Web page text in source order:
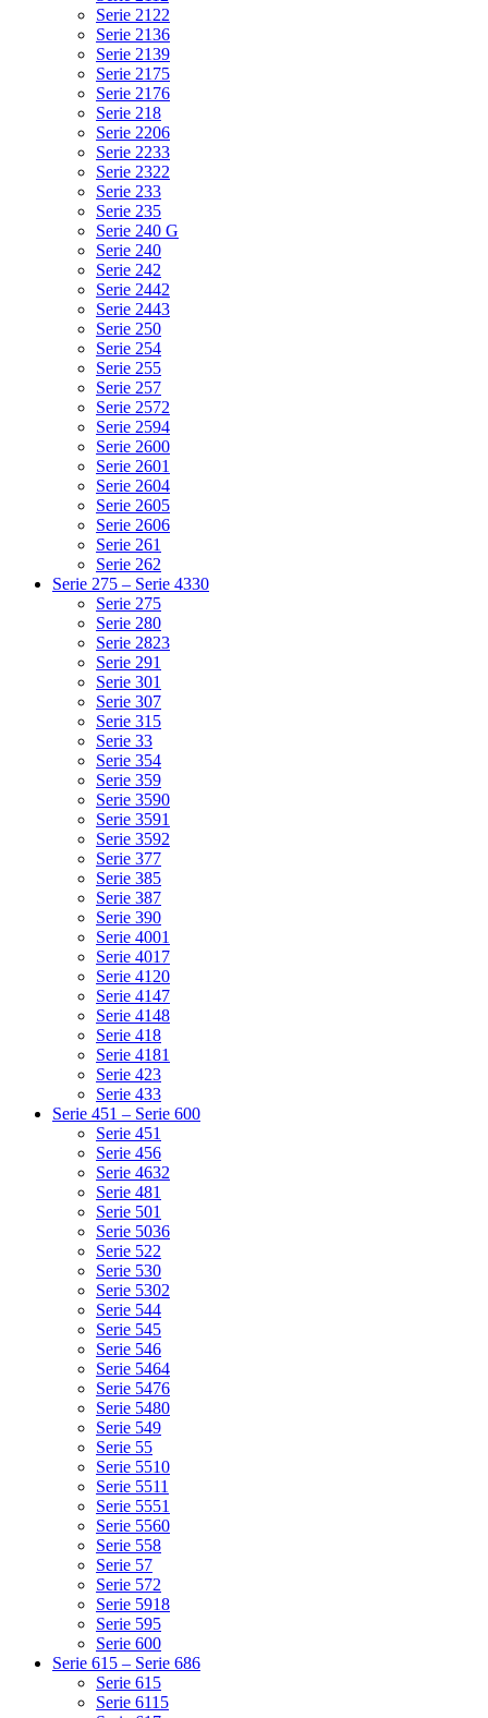
Serie 2122
Serie 2136
Serie 2139
Serie 2175
Serie 2176
Serie 218
Serie 2206
Serie 2233
Serie 2322
Serie 233
Serie 235
Serie 240 G
Serie 240
Serie 242
Serie 2442
Serie 2443
Serie 250
Serie 254
Serie 255
Serie 257
Serie 2572
Serie 2594
Serie 2600
Serie 2601
Serie 2604
Serie 2605
Serie 2606
Serie 261
Serie 262
Serie 275 – Serie 4330
Serie 275
Serie 280
Serie 2823
Serie 291
Serie 301
Serie 307
Serie 315
Serie 33
Serie 354
Serie 359
Serie 3590
Serie 3591
Serie 3592
Serie 377
Serie 385
Serie 387
Serie 390
Serie 4001
Serie 4017
Serie 4120
Serie 4147
Serie 4148
Serie 418
Serie 4181
Serie 423
Serie 433
Serie 451 – Serie 600
Serie 451
Serie 456
Serie 4632
Serie 481
Serie 501
Serie 5036
Serie 522
Serie 530
Serie 5302
Serie 544
Serie 545
Serie 546
Serie 5464
Serie 5476
Serie 5480
Serie 549
Serie 55
Serie 5510
Serie 5511
Serie 5551
Serie 5560
Serie 558
Serie 57
Serie 572
Serie 5918
Serie 595
Serie 600
Serie 615 – Serie 686
Serie 615
Serie 6115